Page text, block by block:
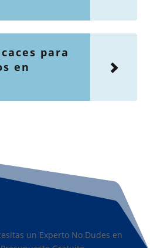
para
en
un Experto No Dudes en